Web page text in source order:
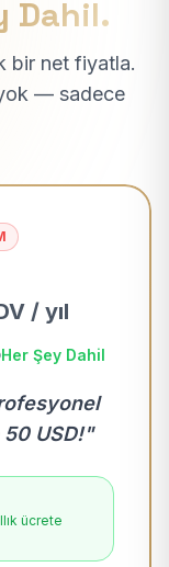
Dahil.
bir net fiyatla.
— sadece
/ yıl
Her Şey Dahil
50 USD!"
ücrete